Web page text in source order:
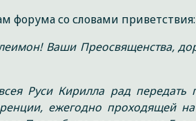
форума со словами приветствия:
Ваши Преосвященства,
Руси Кирилла рад передать
ежегодно проходящей